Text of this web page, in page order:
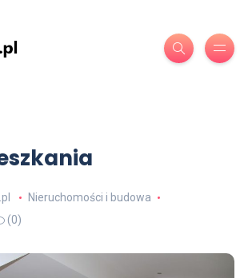
Nieruchomości i budowa
(0)